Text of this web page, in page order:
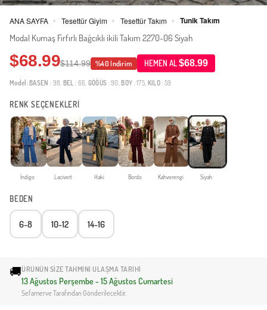
ANA SAYFA > Tesettür Giyim > Tesettür Takım > Tunik Takım
Modal Kumaş Fırfırlı Bağcıklı ikili Takım 2270-06 Siyah
$68.99$114.99 %40 İndirim HEMEN AL$68.99
Model: BASEN : 98, BEL : 66, GÖĞÜS : 90, BOY : 175, KILO: 59
RENK SEÇENEKLERİ
İndigo Lacivert Haki Bordo Kahverengi Siyah
BEDEN
6-8 10-12 14-16
🚚ÜRÜNÜN SIZE TAHMINI ULAŞMA TARIHI
13 Ağustos Perşembe - 15 Ağustos Cumartesi
Sefamerve Tarafından Gönderilecektir.